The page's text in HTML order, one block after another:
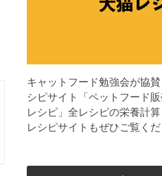
キャットフード勉強会が協
シピサイト「ペットフード
レシピ」全レシピの栄養計
レシピサイトもぜひご覧くだ